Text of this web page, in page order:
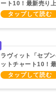
ート10！最新売り
ラヴィット「セブ
ットチャート10！
TOP10（2026/5/11